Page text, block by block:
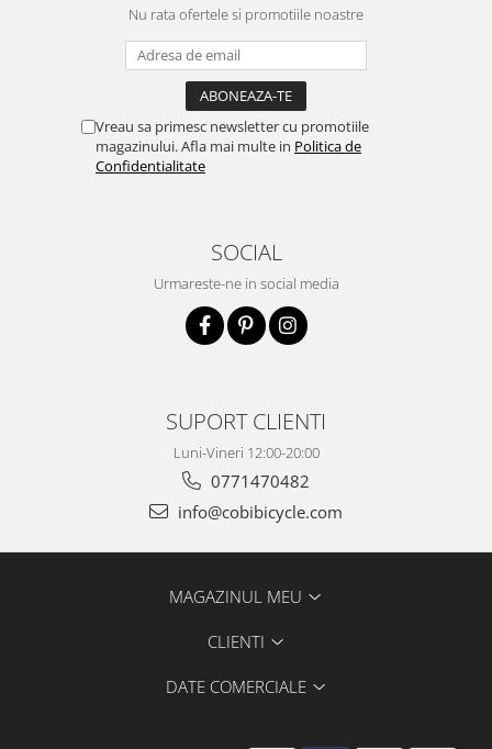
Nu rata ofertele si promotiile noastre
Vreau sa primesc newsletter cu promotiile
magazinului. Afla mai multe in Politica de
Confidentialitate
SOCIAL
Urmareste-ne in social media
SUPORT CLIENTI
Luni-Vineri 12:00-20:00
0771470482
info@cobibicycle.com
MAGAZINUL MEU
CLIENTI
DATE COMERCIALE